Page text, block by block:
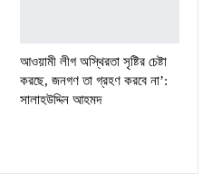
আওয়ামী লীগ অস্থিরতা সৃষ্টির চেষ্টা
করছে, জনগণ তা গ্রহণ করবে না’:
সালাহউদ্দিন আহমদ